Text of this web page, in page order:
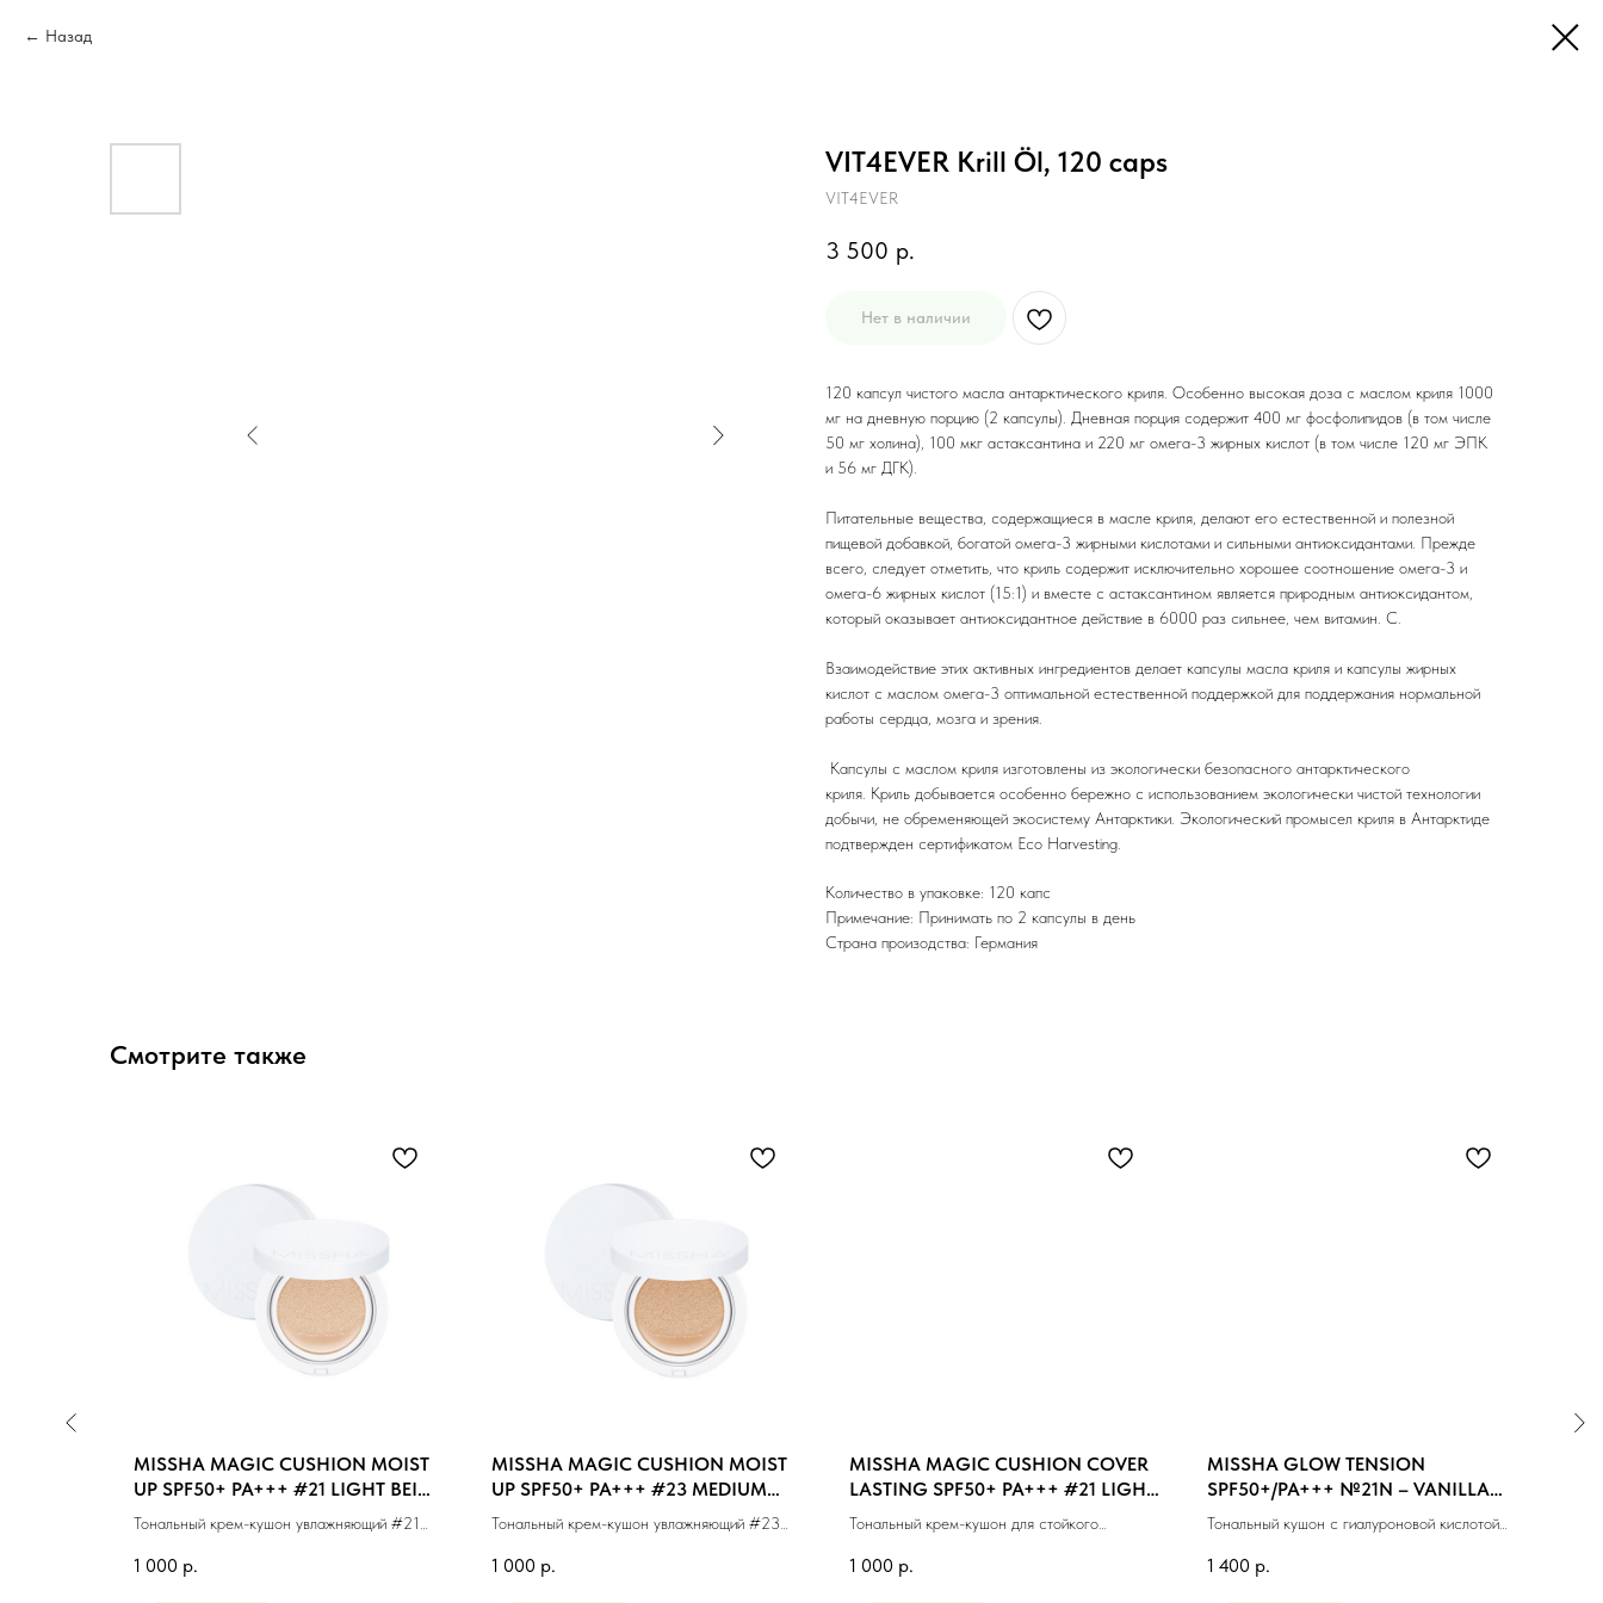
Назад
VIT4EVER Krill Öl, 120 caps
VIT4EVER
3 500 р.
Нет в наличии
120 капсул чистого масла антарктического криля. Особенно высокая доза с маслом криля 1000
мг на дневную порцию (2 капсулы). Дневная порция содержит 400 мг фосфолипидов (в том числе
50 мг холина), 100 мкг астаксантина и 220 мг омега-3 жирных кислот (в том числе 120 мг ЭПК
и 56 мг ДГК).
Питательные вещества, содержащиеся в масле криля, делают его естественной и полезной
пищевой добавкой, богатой омега-3 жирными кислотами и сильными антиоксидантами. Прежде
всего, следует отметить, что криль содержит исключительно хорошее соотношение омега-3 и
омега-6 жирных кислот (15:1) и вместе с астаксантином является природным антиоксидантом,
который оказывает антиоксидантное действие в 6000 раз сильнее, чем витамин. С.
Взаимодействие этих активных ингредиентов делает капсулы масла криля и капсулы жирных
кислот с маслом омега-3 оптимальной естественной поддержкой для поддержания нормальной
работы сердца, мозга и зрения.
Капсулы с маслом криля изготовлены из экологически безопасного антарктического
криля. Криль добывается особенно бережно с использованием экологически чистой технологии
добычи, не обременяющей экосистему Антарктики. Экологический промысел криля в Антарктиде
подтвержден сертификатом Eco Harvesting.
Количество в упаковке: 120 капс
Примечание: Принимать по 2 капсулы в день
Страна произодства: Германия
Смотрите также
MISSHA MAGIC CUSHION MOIST
UP SPF50+ PA+++ #21 LIGHT BEIGE
(15g)
Тональный крем-кушон увлажняющий #21
1 000 р.
MISSHA MAGIC CUSHION MOIST
UP SPF50+ PA+++ #23 MEDIUM
BEIGE (15g)
Тональный крем-кушон увлажняющий #23
1 000 р.
MISSHA MAGIC CUSHION COVER
LASTING SPF50+ PA+++ #21 LIGHT
BEIGE (15ml)
Тональный крем-кушон для стойкого
1 000 р.
MISSHA GLOW TENSION
SPF50+/PA+++ №21N – VANILLA
(NEUTRAL) (15gr)
Тональный кушон с гиалуроновой кислотой
1 400 р.